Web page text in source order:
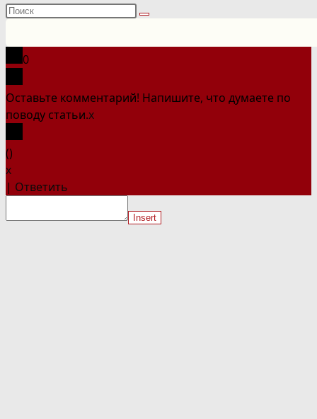
Поиск
сайте
0
Оставьте комментарий! Напишите, что думаете по
поводу статьи.x
()
x
| Ответить
Insert